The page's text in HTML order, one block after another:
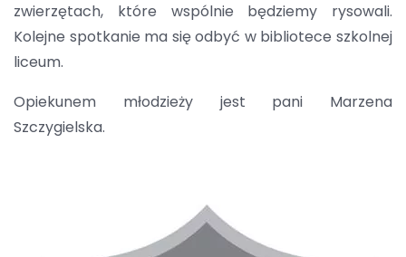
zwierzętach, które wspólnie będziemy rysowali.
Kolejne spotkanie ma się odbyć w bibliotece szkolnej
liceum.
Opiekunem młodzieży jest pani Marzena
Szczygielska.